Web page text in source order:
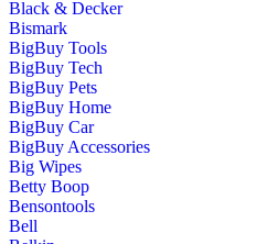
Black & Decker
Bismark
BigBuy Tools
BigBuy Tech
BigBuy Pets
BigBuy Home
BigBuy Car
BigBuy Accessories
Big Wipes
Betty Boop
Bensontools
Bell